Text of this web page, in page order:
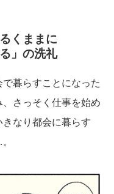
くままに
」の洗礼
暮らすことになった
さっそく仕事を始め
なり都会に暮らす